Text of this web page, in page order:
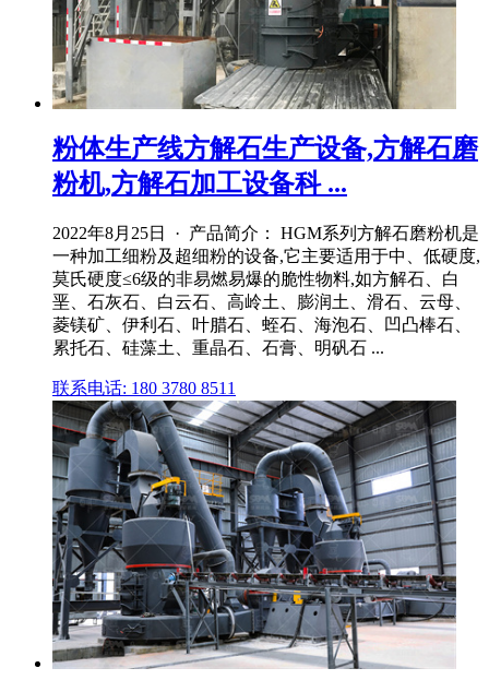
粉体生产线方解石生产设备,方解石磨
粉机,方解石加工设备科 ...
2022年8月25日 · 产品简介： HGM系列方解石磨粉机是
一种加工细粉及超细粉的设备,它主要适用于中、低硬度,
莫氏硬度≤6级的非易燃易爆的脆性物料,如方解石、白
垩、石灰石、白云石、高岭土、膨润土、滑石、云母、
菱镁矿、伊利石、叶腊石、蛭石、海泡石、凹凸棒石、
累托石、硅藻土、重晶石、石膏、明矾石 ...
联系电话: 180 3780 8511